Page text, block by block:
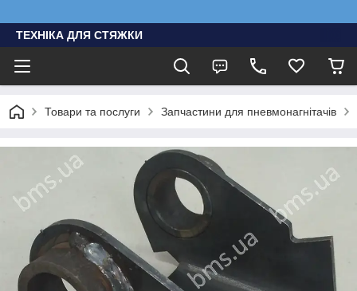
ТЕХНІКА ДЛЯ СТЯЖКИ
Товари та послуги Запчастини для пневмонагнітачів